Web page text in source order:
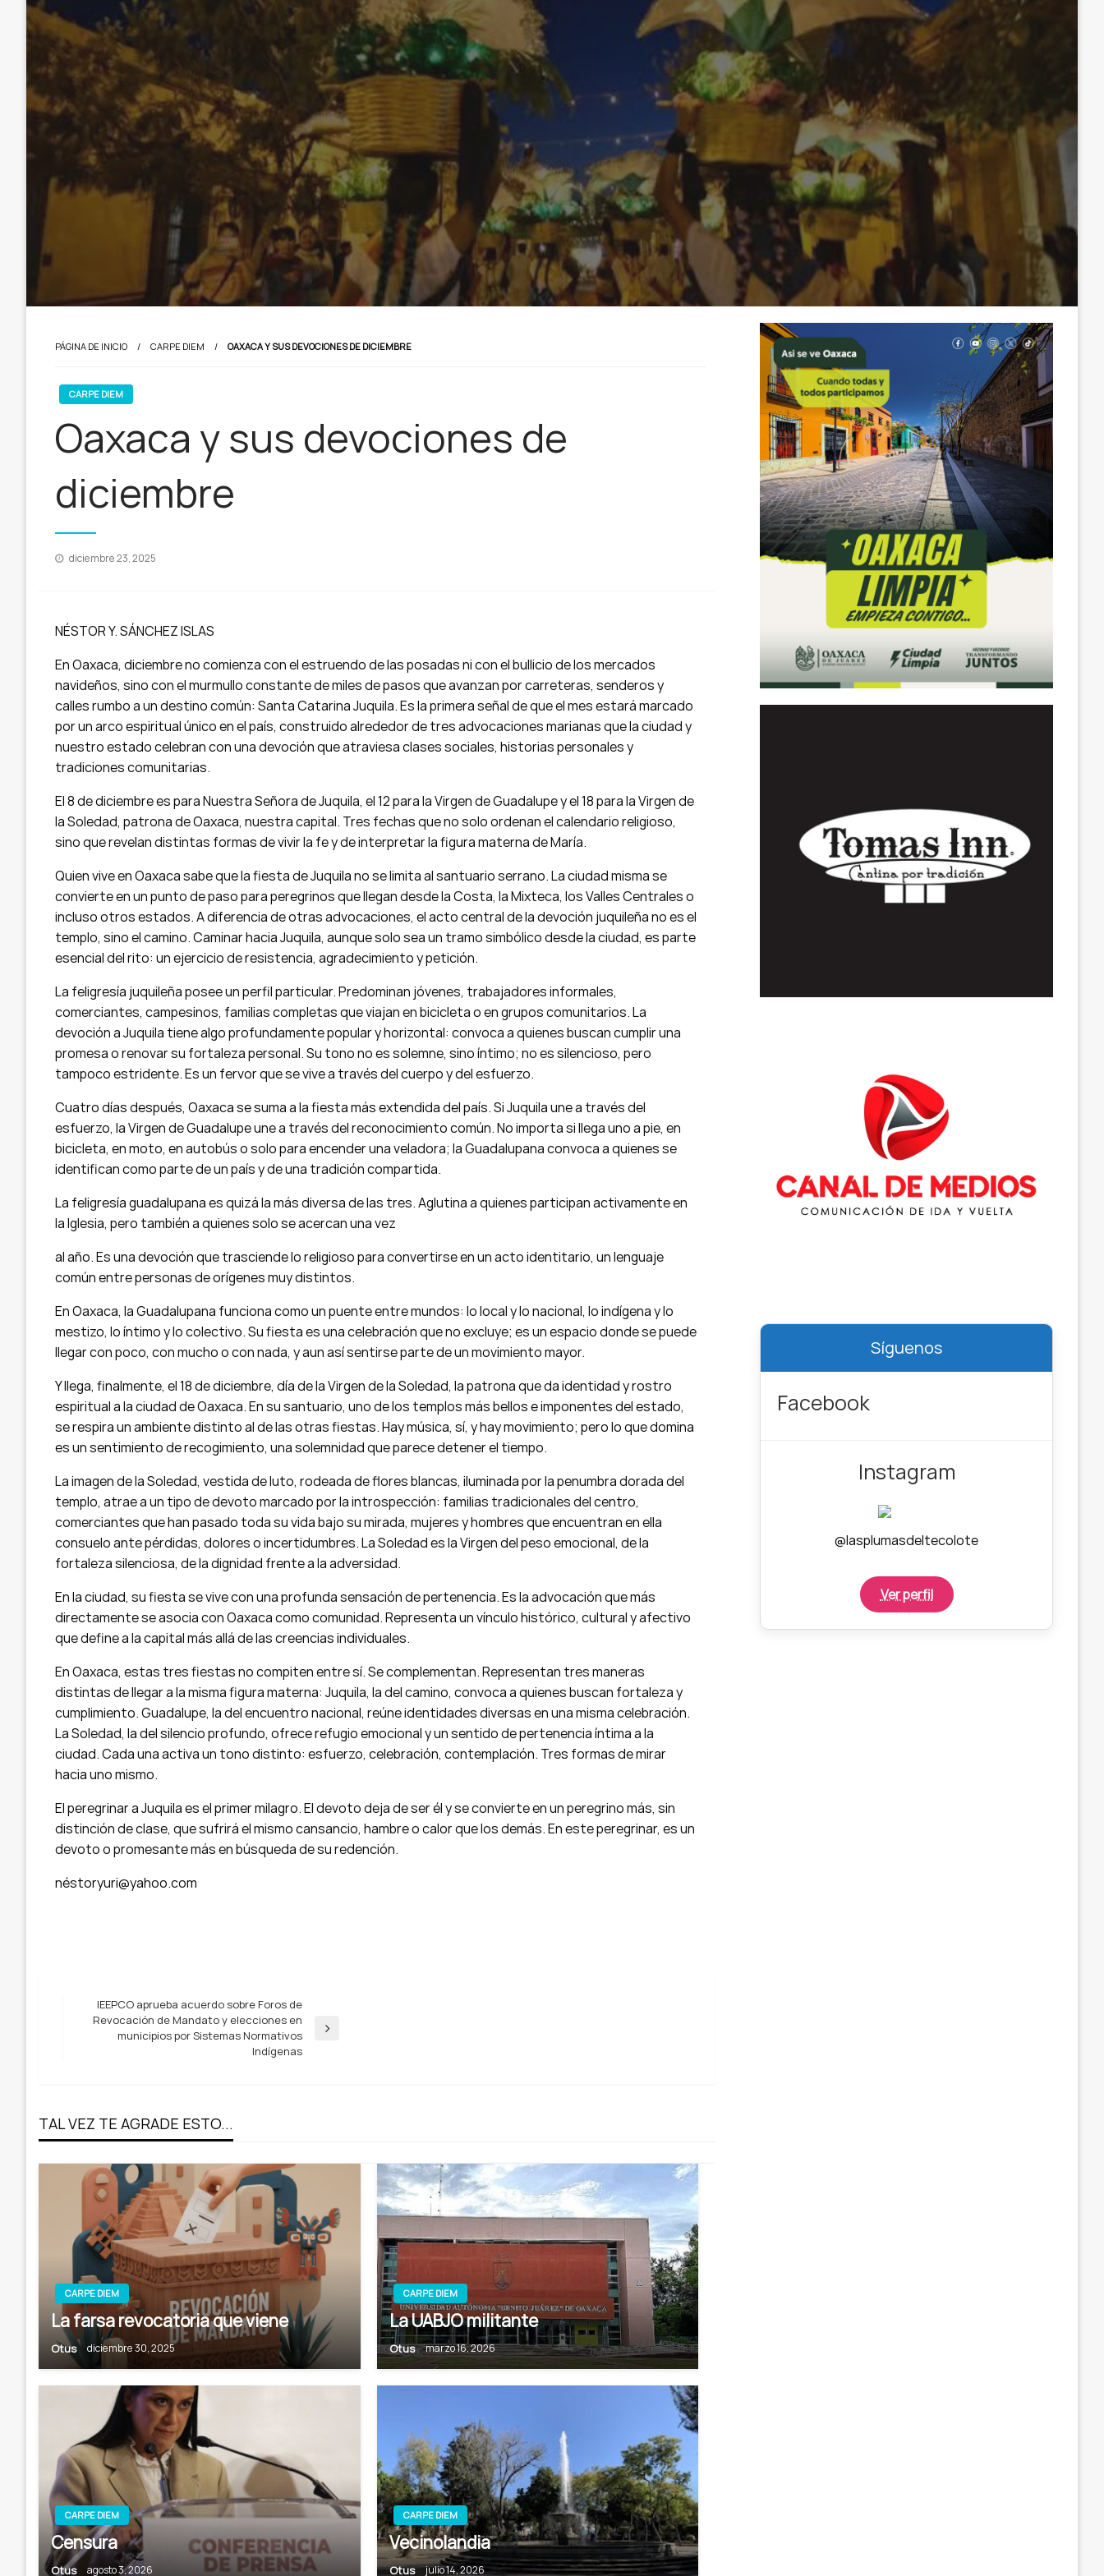
PÁGINA DE INICIO CARPE DIEM OAXACA Y SUS DEVOCIONES DE DICIEMBRE
CARPE DIEM
Oaxaca y sus devociones de
diciembre
Publicado
diciembre 23, 2025
NÉSTOR Y. SÁNCHEZ ISLAS
En Oaxaca, diciembre no comienza con el estruendo de las posadas ni con el bullicio de los mercados
navideños, sino con el murmullo constante de miles de pasos que avanzan por carreteras, senderos y
calles rumbo a un destino común: Santa Catarina Juquila. Es la primera señal de que el mes estará marcado
por un arco espiritual único en el país, construido alrededor de tres advocaciones marianas que la ciudad y
nuestro estado celebran con una devoción que atraviesa clases sociales, historias personales y
tradiciones comunitarias.
El 8 de diciembre es para Nuestra Señora de Juquila, el 12 para la Virgen de Guadalupe y el 18 para la Virgen de
la Soledad, patrona de Oaxaca, nuestra capital. Tres fechas que no solo ordenan el calendario religioso,
sino que revelan distintas formas de vivir la fe y de interpretar la figura materna de María.
Quien vive en Oaxaca sabe que la fiesta de Juquila no se limita al santuario serrano. La ciudad misma se
convierte en un punto de paso para peregrinos que llegan desde la Costa, la Mixteca, los Valles Centrales o
incluso otros estados. A diferencia de otras advocaciones, el acto central de la devoción juquileña no es el
templo, sino el camino. Caminar hacia Juquila, aunque solo sea un tramo simbólico desde la ciudad, es parte
esencial del rito: un ejercicio de resistencia, agradecimiento y petición.
La feligresía juquileña posee un perfil particular. Predominan jóvenes, trabajadores informales,
comerciantes, campesinos, familias completas que viajan en bicicleta o en grupos comunitarios. La
devoción a Juquila tiene algo profundamente popular y horizontal: convoca a quienes buscan cumplir una
promesa o renovar su fortaleza personal. Su tono no es solemne, sino íntimo; no es silencioso, pero
tampoco estridente. Es un fervor que se vive a través del cuerpo y del esfuerzo.
Cuatro días después, Oaxaca se suma a la fiesta más extendida del país. Si Juquila une a través del
esfuerzo, la Virgen de Guadalupe une a través del reconocimiento común. No importa si llega uno a pie, en
bicicleta, en moto, en autobús o solo para encender una veladora; la Guadalupana convoca a quienes se
identifican como parte de un país y de una tradición compartida.
La feligresía guadalupana es quizá la más diversa de las tres. Aglutina a quienes participan activamente en
la Iglesia, pero también a quienes solo se acercan una vez
al año. Es una devoción que trasciende lo religioso para convertirse en un acto identitario, un lenguaje
común entre personas de orígenes muy distintos.
En Oaxaca, la Guadalupana funciona como un puente entre mundos: lo local y lo nacional, lo indígena y lo
mestizo, lo íntimo y lo colectivo. Su fiesta es una celebración que no excluye; es un espacio donde se puede
llegar con poco, con mucho o con nada, y aun así sentirse parte de un movimiento mayor.
Y llega, finalmente, el 18 de diciembre, día de la Virgen de la Soledad, la patrona que da identidad y rostro
espiritual a la ciudad de Oaxaca. En su santuario, uno de los templos más bellos e imponentes del estado,
se respira un ambiente distinto al de las otras fiestas. Hay música, sí, y hay movimiento; pero lo que domina
es un sentimiento de recogimiento, una solemnidad que parece detener el tiempo.
La imagen de la Soledad, vestida de luto, rodeada de flores blancas, iluminada por la penumbra dorada del
templo, atrae a un tipo de devoto marcado por la introspección: familias tradicionales del centro,
comerciantes que han pasado toda su vida bajo su mirada, mujeres y hombres que encuentran en ella
consuelo ante pérdidas, dolores o incertidumbres. La Soledad es la Virgen del peso emocional, de la
fortaleza silenciosa, de la dignidad frente a la adversidad.
En la ciudad, su fiesta se vive con una profunda sensación de pertenencia. Es la advocación que más
directamente se asocia con Oaxaca como comunidad. Representa un vínculo histórico, cultural y afectivo
que define a la capital más allá de las creencias individuales.
En Oaxaca, estas tres fiestas no compiten entre sí. Se complementan. Representan tres maneras
distintas de llegar a la misma figura materna: Juquila, la del camino, convoca a quienes buscan fortaleza y
cumplimiento. Guadalupe, la del encuentro nacional, reúne identidades diversas en una misma celebración.
La Soledad, la del silencio profundo, ofrece refugio emocional y un sentido de pertenencia íntima a la
ciudad. Cada una activa un tono distinto: esfuerzo, celebración, contemplación. Tres formas de mirar
hacia uno mismo.
El peregrinar a Juquila es el primer milagro. El devoto deja de ser él y se convierte en un peregrino más, sin
distinción de clase, que sufrirá el mismo cansancio, hambre o calor que los demás. En este peregrinar, es un
devoto o promesante más en búsqueda de su redención.
néstoryuri@yahoo.com
Navegación
entradas
Entrada
IEEPCO aprueba acuerdo sobre Foros de
Revocación de Mandato y elecciones en
municipios por Sistemas Normativos
Indígenas
TAL VEZ TE AGRADE ESTO...
CARPE DIEM
La farsa revocatoria que viene
Otus diciembre 30, 2025
CARPE DIEM
La UABJO militante
Otus marzo 16, 2026
CARPE DIEM
Censura
Otus agosto 3, 2026
CARPE DIEM
Vecinolandia
Otus julio 14, 2026
Síguenos
Facebook
Instagram
@lasplumasdeltecolote
Ver perfil